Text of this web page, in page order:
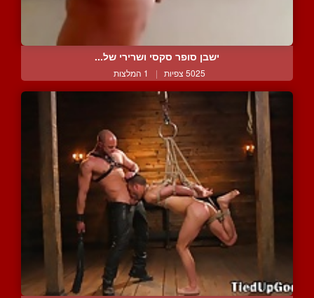
ישבן סופר סקסי ושרירי של...
5025 צפיות | 1 המלצות